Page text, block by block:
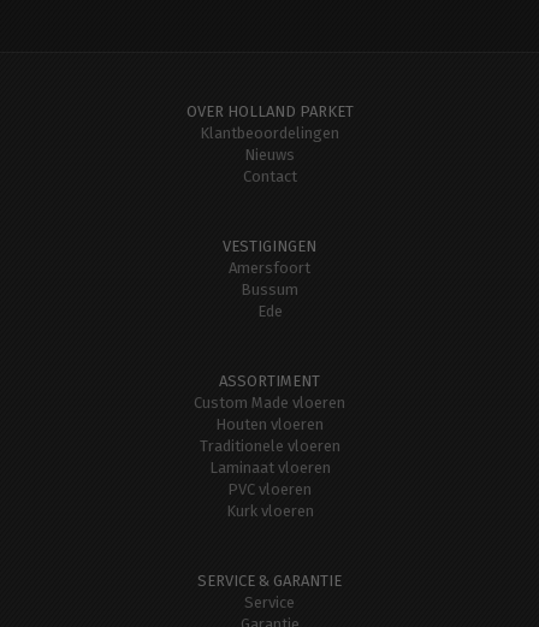
OVER HOLLAND PARKET
Klantbeoordelingen
Nieuws
Contact
VESTIGINGEN
Amersfoort
Bussum
Ede
ASSORTIMENT
Custom Made vloeren
Houten vloeren
Traditionele vloeren
Laminaat vloeren
PVC vloeren
Kurk vloeren
SERVICE & GARANTIE
Service